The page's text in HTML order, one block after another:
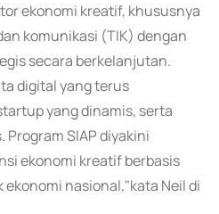
ekonomi kreatif, khususnya
komunikasi (TIK) dengan
secara berkelanjutan.
digital yang terus
yang dinamis, serta
Program SIAP diyakini
ekonomi kreatif berbasis
nasional,"kata Neil di